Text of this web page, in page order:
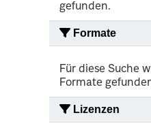
gefunden.
Formate
Für diese Suche
Formate
Lizenzen